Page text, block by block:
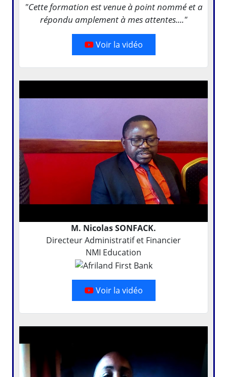
"Cette formation est venue à point nommé et a
répondu amplement à mes attentes...."
Voir la vidéo
M. Nicolas SONFACK.
Directeur Administratif et Financier
NMI Education
Voir la vidéo